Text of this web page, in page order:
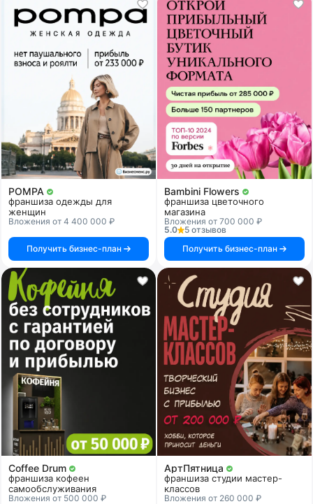
POMPA
франшиза одежды для
женщин
Вложения от 4 400 000 ₽
Получить бизнес-план
Bambini Flowers
франшиза цветочного
магазина
Вложения от 700 000 ₽
5.0
5 отзывов
Получить бизнес-план
Coffee Drum
франшиза кофеен
самообслуживания
Вложения от 500 000 ₽
АртПятница
франшиза студии мастер-
классов
Вложения от 260 000 ₽